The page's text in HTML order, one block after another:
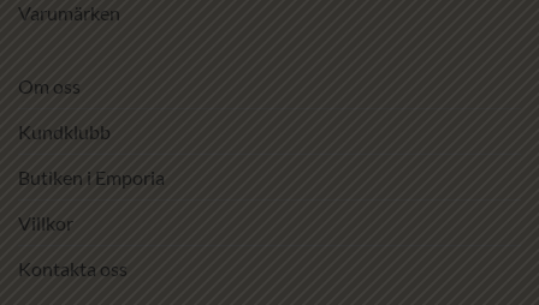
Varumärken
Om oss
Kundklubb
Butiken i Emporia
Villkor
Kontakta oss